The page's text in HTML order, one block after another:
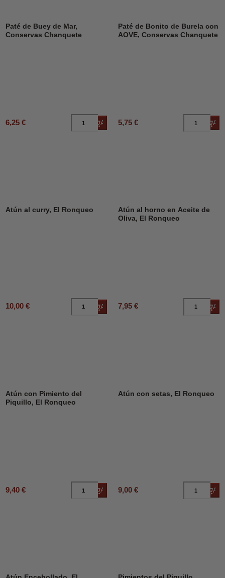
Paté de Buey de Mar,
Conservas Chanquete
6,25 € Añadir al carrito
Paté de Bonito de Burela con
AOVE, Conservas Chanquete
5,75 €
Atún al curry, El Ronqueo
10,00 € Añadir al carrito
Atún al horno en Aceite de
Oliva, El Ronqueo
7,95 €
Atún con Pimiento del
Piquillo, El Ronqueo
9,40 € Añadir al carrito
Atún con setas, El Ronqueo
9,00 €
DESCUENTO